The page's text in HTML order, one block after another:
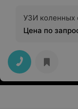
УЗИ коленных
Цена по